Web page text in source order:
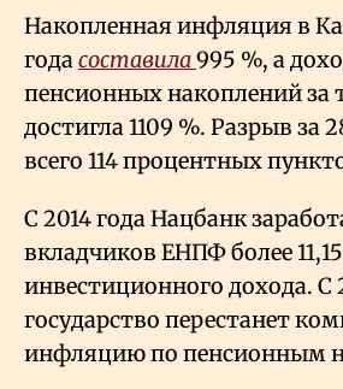
Накопленная инфляция в
годасоставила995 %, а
пенсионных накоплений за
достигла 1109 %. Разрыв за
всего 114 процентных
С 2014 года Нацбанк
вкладчиков ЕНПФ более
инвестиционного дохода. С
государство перестанет
инфляцию по пенсионным